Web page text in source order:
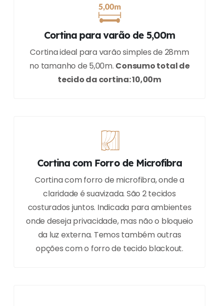
Cortina para varão de 5,00m
Cortina ideal para varão simples de 28mm
no tamanho de 5,00m. Consumo total de
tecido da cortina: 10,00m
Cortina com Forro de Microfibra
Cortina com forro de microfibra, onde a
claridade é suavizada. São 2 tecidos
costurados juntos. Indicada para ambientes
onde deseja privacidade, mas não o bloqueio
da luz externa. Temos também outras
opções com o forro de tecido blackout.